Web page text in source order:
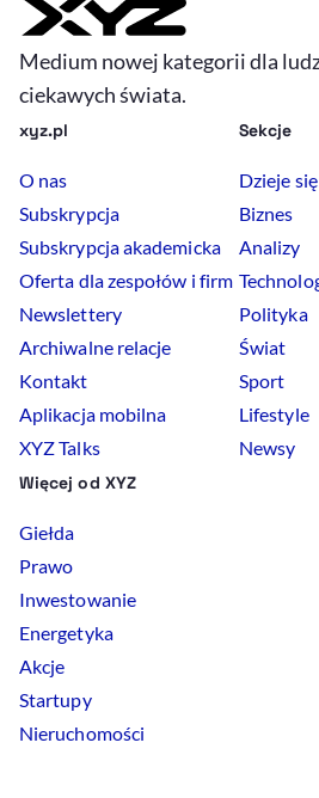
Medium nowej kategorii dla
ciekawych świata.
xyz.pl
O nas
Subskrypcja
Subskrypcja akademicka
Oferta dla zespołów i firm
Newslettery
Archiwalne relacje
Kontakt
Aplikacja mobilna
XYZ Talks
Sekcje
Dzieje
Biznes
Analizy
Polityka
Świat
Sport
Lifestyle
Newsy
Więcej od XYZ
Giełda
Prawo
Inwestowanie
Energetyka
Akcje
Startupy
Nieruchomości